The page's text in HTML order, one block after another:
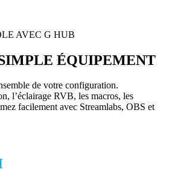
AVEC G HUB
ÉQUIPEMENT
de votre configuration.
l’éclairage RVB, les macros, les
facilement avec Streamlabs, OBS et